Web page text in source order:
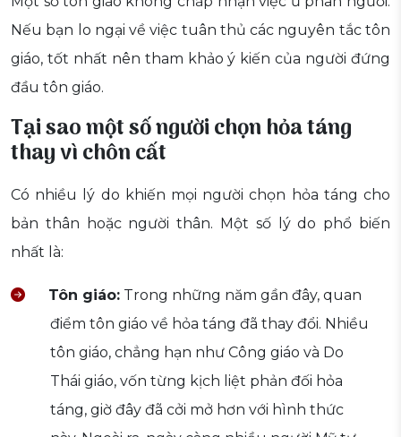
Nếu bạn lo ngại về việc tuân thủ các nguyên tắc tôn
giáo, tốt nhất nên tham khảo ý kiến của người đứng
đầu tôn giáo.
Tại sao một số người chọn hỏa táng
thay vì chôn cất
Có nhiều lý do khiến mọi người chọn hỏa táng cho
bản thân hoặc người thân. Một số lý do phổ biến
nhất là:
Tôn giáo: Trong những năm gần đây, quan
điểm tôn giáo về hỏa táng đã thay đổi. Nhiều
tôn giáo, chẳng hạn như Công giáo và Do
Thái giáo, vốn từng kịch liệt phản đối hỏa
táng, giờ đây đã cởi mở hơn với hình thức